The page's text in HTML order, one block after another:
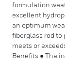
formulation
excellent
an optimum
fiberglass rod
meets or
Benefits:● The